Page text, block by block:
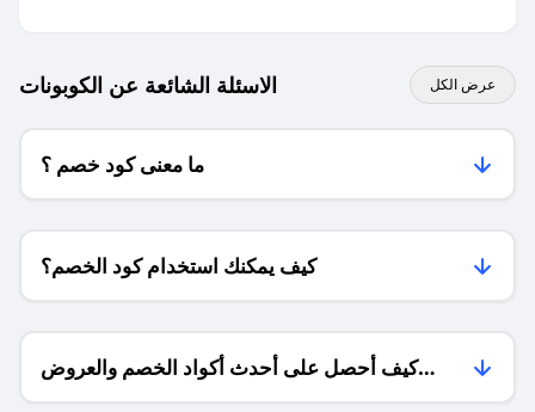
الاسئلة الشائعة عن الكوبونات عرض الكل
ما معنى كود خصم ؟
كيف يمكنك استخدام كود الخصم؟
كيف أحصل على أحدث أكواد الخصم والعروض
للمتاجر؟